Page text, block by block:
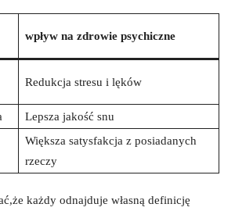
wpływ ‌na zdrowie psychiczne
Redukcja stresu i lęków
Lepsza jakość snu
Większa satysfakcja z posiadanych
rzeczy
każdy ⁤odnajduje własną definicję